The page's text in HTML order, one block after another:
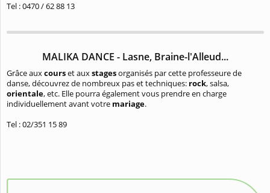
Tel : 0470 / 62 88 13
MALIKA DANCE - Lasne, Braine-l'Alleud...
Grâce auxcourset auxstagesorganisés par cette professeure de
danse, découvrez de nombreux pas et techniques: rock, salsa,
orientale, etc. Elle pourra également vous prendre en charge
individuellement avant votre mariage.
Tel : 02/351 15 89